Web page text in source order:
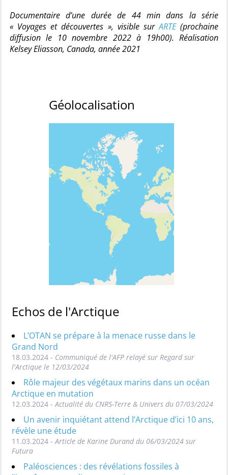
Documentaire d’une durée de 44 min dans la série
« Voyages et découvertes », visible surARTE(prochaine
diffusion le 10 novembre 2022 à 19h00). Réalisation
Kelsey Eliasson, Canada, année 2021
Géolocalisation
Echos de l'Arctique
L’OTAN se prépare à la menace russe dans le
Grand Nord
18.03.2024 - Communiqué de l'AFP relayé sur Regard sur
l'Arctique le 12/03/2024
Rôle majeur des végétaux marins dans un océan
Arctique en mutation
12.03.2024 - Actualité du CNRS-Terre & Univers du 07/03/2024
Un avenir inquiétant attend l’Arctique d’ici 10 ans,
révèle une étude
11.03.2024 - Article de Karine Durand du 06/03/2024 sur
Futura
Paléosciences : des révélations fossiles à